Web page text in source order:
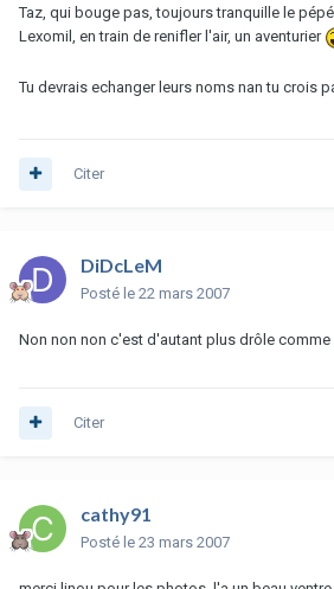
Taz, qui bouge pas, toujours tranquille le
Lexomil, en train de renifler l'air, un aventurier
Tu devrais echanger leurs noms nan tu crois
Citer
DiDcLeM
Posté le 22 mars 2007
Non non non c'est d'autant plus drôle comme
Citer
cathy91
Posté le 23 mars 2007